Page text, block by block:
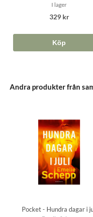
I lager
329 kr
Köp
Andra produkter från
Pocket - Hundra dagar i